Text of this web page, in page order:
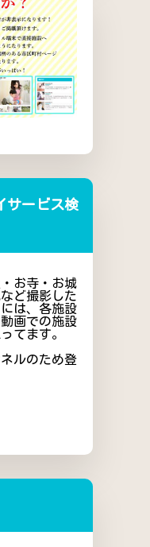
サービス検
お寺・お城
ど撮影した
は、各施設
画での施設
てます。
ルのため登